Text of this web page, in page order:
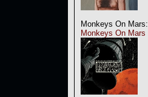
Monkeys On Mars:
Monkeys On Mars